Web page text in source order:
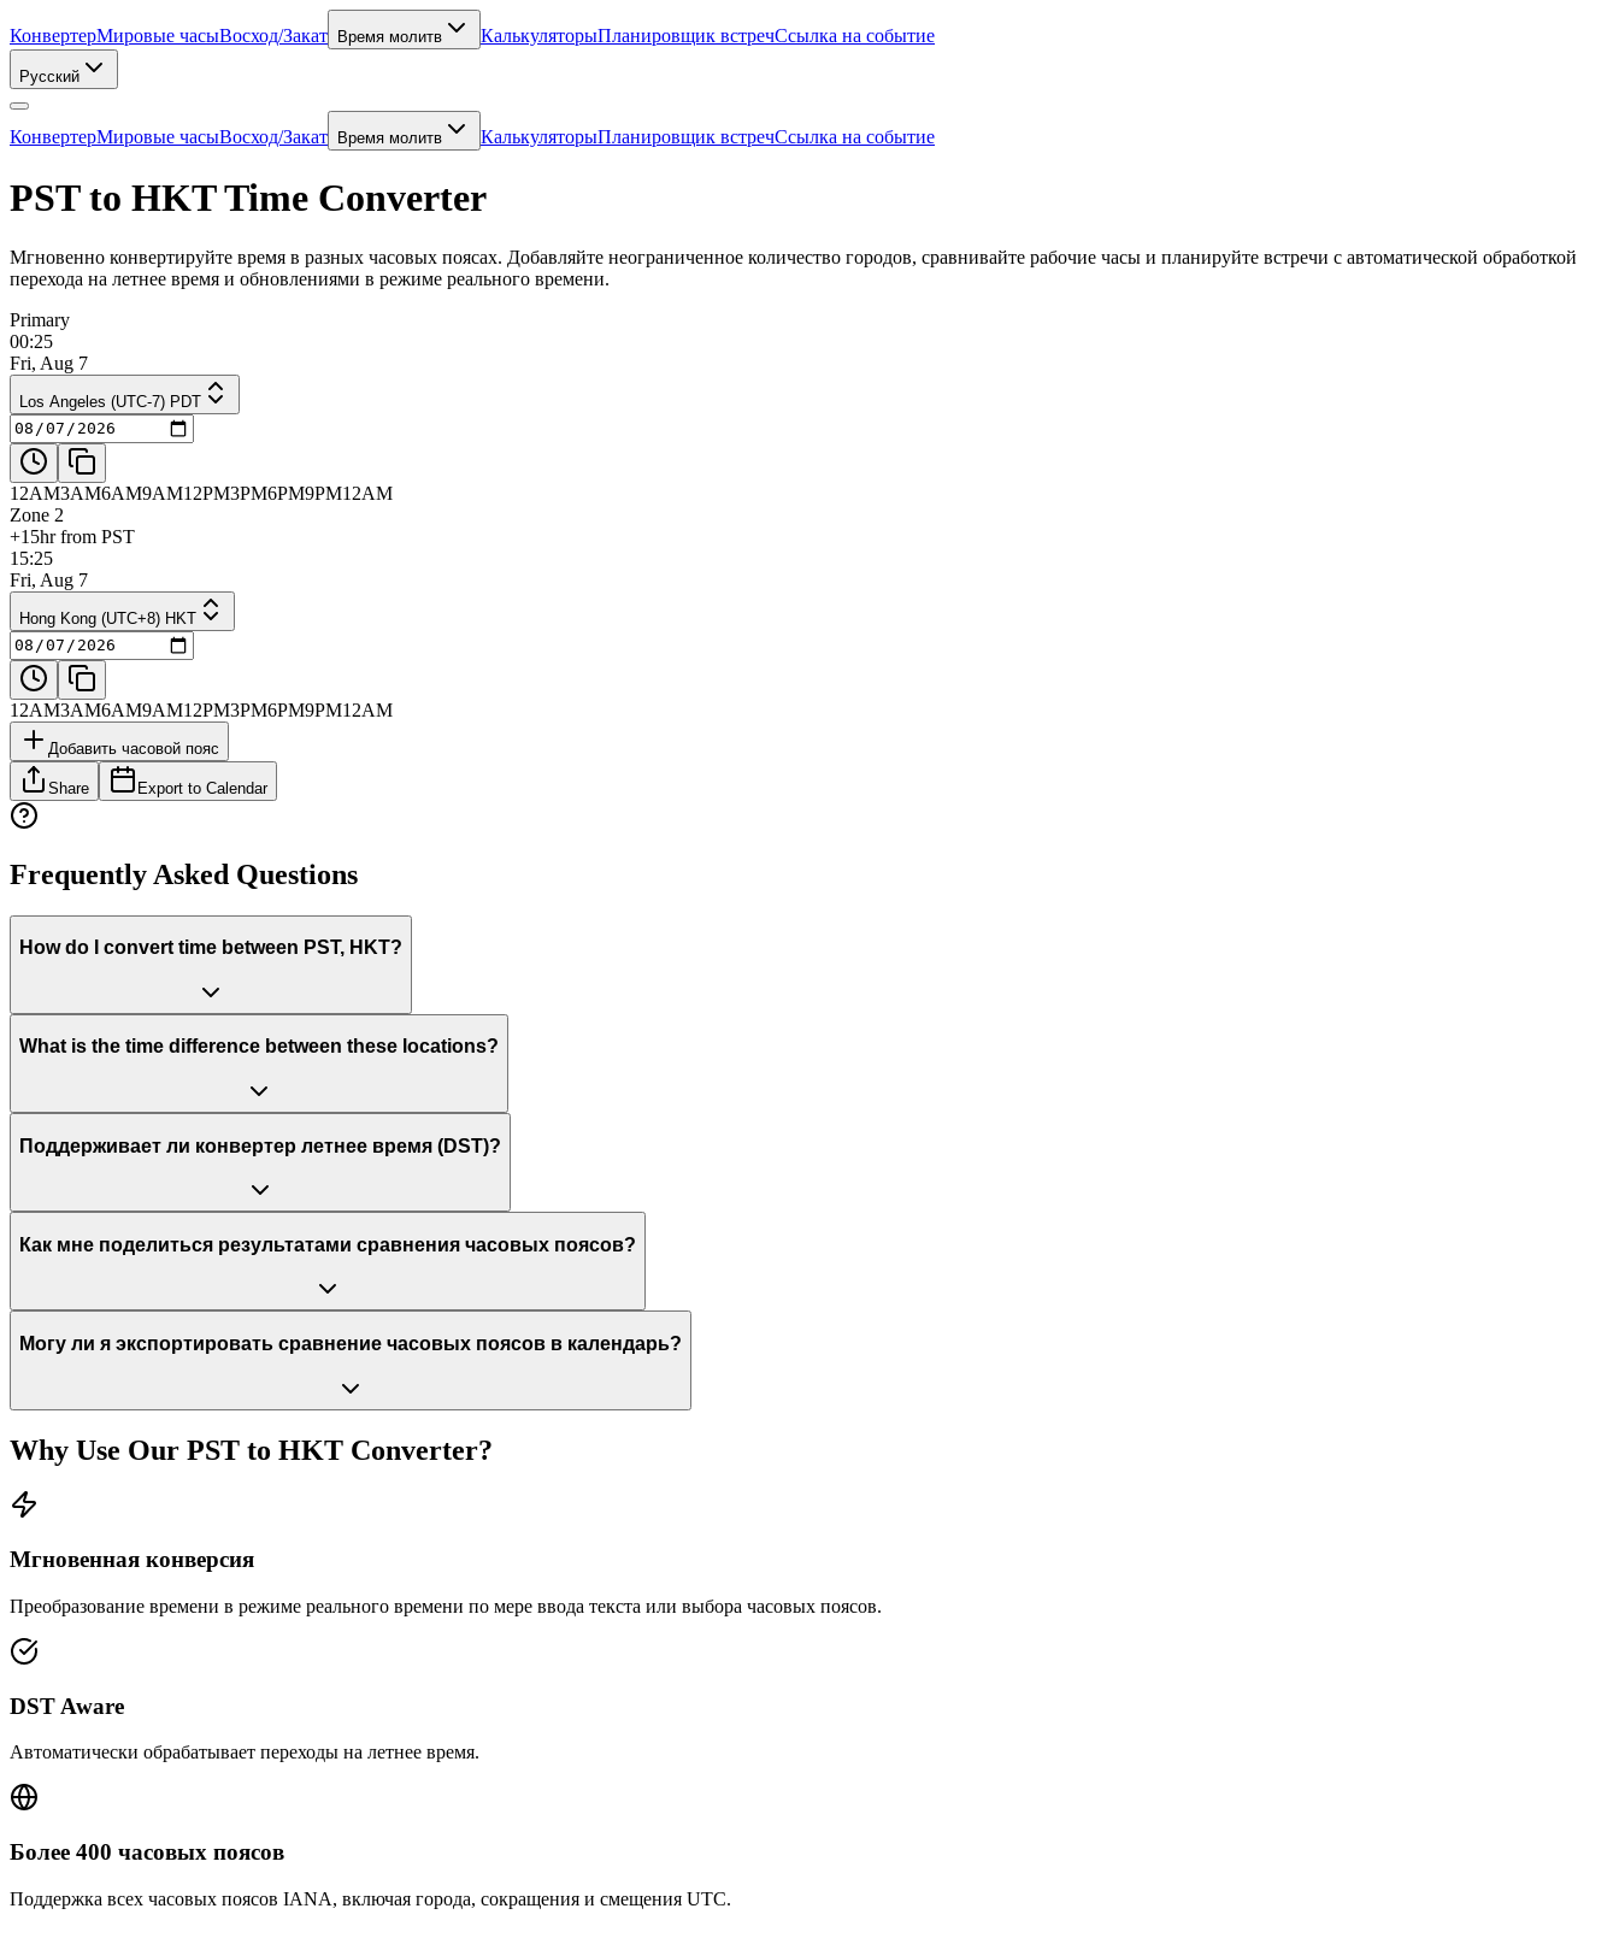
КонвертерМировые часыВосход/Закат Время молитв КалькуляторыПланировщик встречСсылка на событие
Русский
КонвертерМировые часыВосход/Закат Время молитв КалькуляторыПланировщик встречСсылка на событие
PST to HKT Time Converter
Мгновенно конвертируйте время в разных часовых поясах. Добавляйте неограниченное количество городов, сравнивайте рабочие часы и планируйте встречи с автоматической обработкой
перехода на летнее время и обновлениями в режиме реального времени.
Primary
00:25
Fri, Aug 7
Los Angeles (UTC-7) PDT
12AM3AM6AM9AM12PM3PM6PM9PM12AM
Zone 2
+15hr from PST
15:25
Fri, Aug 7
Hong Kong (UTC+8) HKT
12AM3AM6AM9AM12PM3PM6PM9PM12AM
Добавить часовой пояс
Share Export to Calendar
Frequently Asked Questions
How do I convert time between PST, HKT?
What is the time difference between these locations?
Поддерживает ли конвертер летнее время (DST)?
Как мне поделиться результатами сравнения часовых поясов?
Могу ли я экспортировать сравнение часовых поясов в календарь?
Why Use Our PST to HKT Converter?
Мгновенная конверсия
Преобразование времени в режиме реального времени по мере ввода текста или выбора часовых поясов.
DST Aware
Автоматически обрабатывает переходы на летнее время.
Более 400 часовых поясов
Поддержка всех часовых поясов IANA, включая города, сокращения и смещения UTC.